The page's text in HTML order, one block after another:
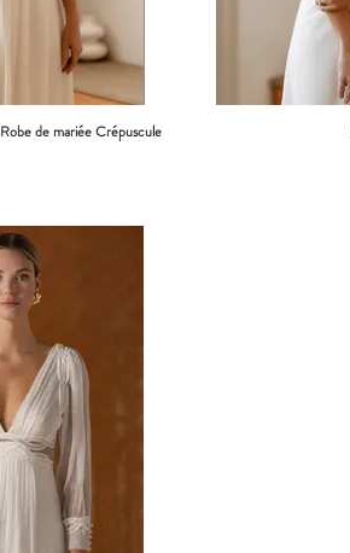
Robe de mariée Crépuscule